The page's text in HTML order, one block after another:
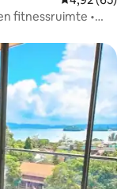
fitnessruimte •